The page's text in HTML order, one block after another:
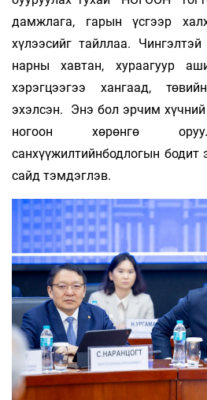
дамжлага, гарын үсгээр
хүлээсийг тайллаа.
нарны хавтан, хураагуур
хэрэгцээгээ хангаад,
эхэлсэн. Энэ бол эрчим
ногоон хөрөнгө
санхүүжилтийнбодлогын бодит
сайд тэмдэглэв.